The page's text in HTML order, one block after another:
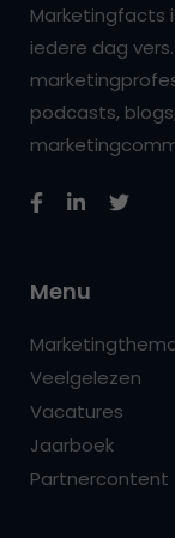
Marketingfacts
iedere dag
podcasts,
Menu
Veelgelezen
Vacatures
Jaarboek
Partnercontent